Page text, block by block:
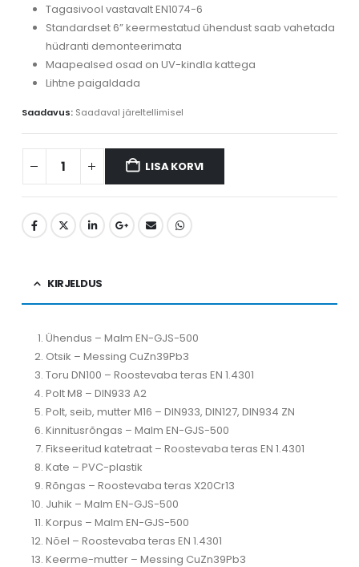
Tagasivool vastavalt EN1074-6
Standardset 6” keermestatud ühendust saab vahetada
hüdranti demonteerimata
Maapealsed osad on UV-kindla kattega
Lihtne paigaldada
Saadavus: Saadaval järeltellimisel
LISA KORVI
KIRJELDUS
Ühendus – Malm EN-GJS-500
Otsik – Messing CuZn39Pb3
Toru DN100 – Roostevaba teras EN 1.4301
Polt M8 – DIN933 A2
Polt, seib, mutter M16 – DIN933, DIN127, DIN934 ZN
Kinnitusrõngas – Malm EN-GJS-500
Fikseeritud katetraat – Roostevaba teras EN 1.4301
Kate – PVC-plastik
Rõngas – Roostevaba teras X20Cr13
Juhik – Malm EN-GJS-500
Korpus – Malm EN-GJS-500
Nõel – Roostevaba teras EN 1.4301
Keerme-mutter – Messing CuZn39Pb3